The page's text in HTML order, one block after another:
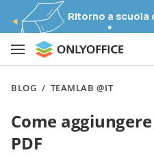
Ritorno a scuola
BLOG / TEAMLAB @IT
Come
PDF